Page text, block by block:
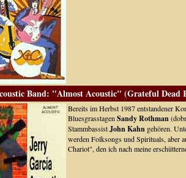
Band: "Almost Acoustic" (Grateful Dead
Bereits im Herbst 1987 entstandener
Bluesgrasstagen Sandy Rothman
StammbassistJohn Kahn gehören.
werden Folksongs und Spirituals, aber
Chariot", den ich nach meine